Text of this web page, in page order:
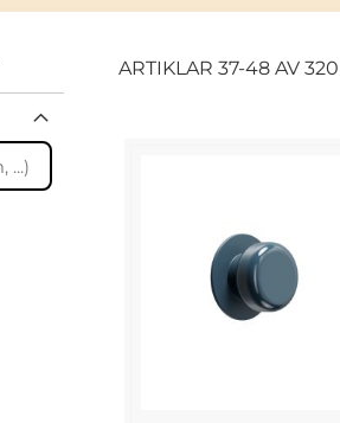
ARTIKLAR 37-48AV 320